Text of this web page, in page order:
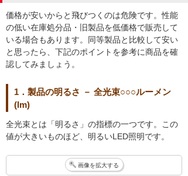
価格が安いからと飛びつくのは危険です。性能
の低い在庫処分品・旧製品を低価格で販売して
いる場合もあります。同等製品と比較して安い
と思ったら、下記のポイントを参考に商品を確
認してみましょう。
1．製品の明るさ － 全光束○○○ルーメン
(lm)
全光束とは「明るさ」の指標の一つです。この
値が大きいものほど、明るいLED照明です。
画像を拡大する